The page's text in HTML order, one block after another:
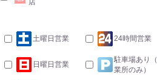
店
土曜日営業 24時間営業
日曜日営業
駐車場あり
業所のみ）